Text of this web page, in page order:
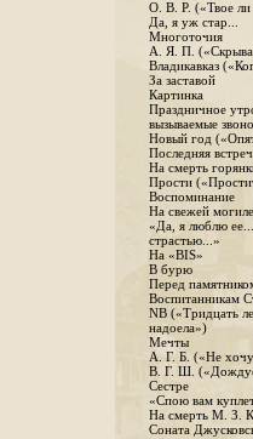
О. В. Р. («Твое ли
Да, я уж стар...
Многоточия
А. Я. П.
Владикавказ
За заставой
Картинка
Праздничное
вызываемые
Новый год
Последняя
На смерть
Прости
Воспоминание
На свежей могиле
«Да, я люблю
страстью...»
На «BIS»
В бурю
Перед
Воспитанникам
NB («Тридцать
надоела»)
Мечты
А. Г. Б. («Не
В. Г. Ш.
Сестре
«Спою вам
На смерть М. З.
Соната